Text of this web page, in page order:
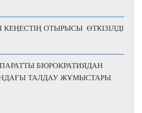
ОТЫРЫСЫ ӨТКІЗІЛДІ
БЮРОКРАТИЯДАН
ТАЛДАУ ЖҰМЫСТАРЫ